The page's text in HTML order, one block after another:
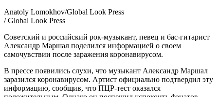
Anatoly Lomokhov/Global Look Press
/ Global Look Press
Советский и российский рок-музыкант, певец и бас-гитарист
Александр Маршал поделился информацией о своем
самочувствии после заражения коронавирусом.
В прессе появились слухи, что музыкант Александр Маршал
заразился коронавирусом. Артист официально подтвердил эту
информацию, сообщив, что ПЦР-тест оказался